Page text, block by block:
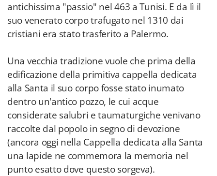
antichissima "passio" nel 463 a Tunisi. E da lì il
suo venerato corpo trafugato nel 1310 dai
cristiani era stato trasferito a Palermo.
Una vecchia tradizione vuole che prima della
edificazione della primitiva cappella dedicata
alla Santa il suo corpo fosse stato inumato
dentro un'antico pozzo, le cui acque
considerate salubri e taumaturgiche venivano
raccolte dal popolo in segno di devozione
(ancora oggi nella Cappella dedicata alla Santa
una lapide ne commemora la memoria nel
punto esatto dove questo sorgeva).